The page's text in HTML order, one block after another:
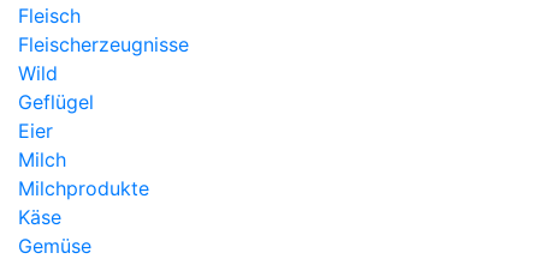
Fleisch
Fleischerzeugnisse
Wild
Geflügel
Eier
Milch
Milchprodukte
Käse
Gemüse